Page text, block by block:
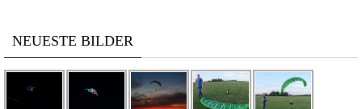
NEUESTE BILDER